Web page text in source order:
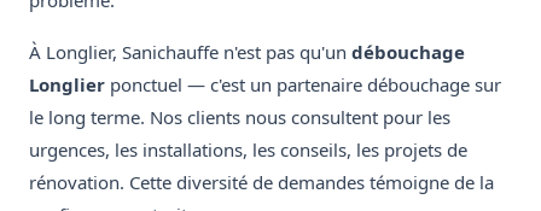
À Longlier, Sanichauffe n'est pas qu'un débouchage
Longlier ponctuel — c'est un partenaire débouchage sur
le long terme. Nos clients nous consultent pour les
urgences, les installations, les conseils, les projets de
rénovation. Cette diversité de demandes témoigne de la